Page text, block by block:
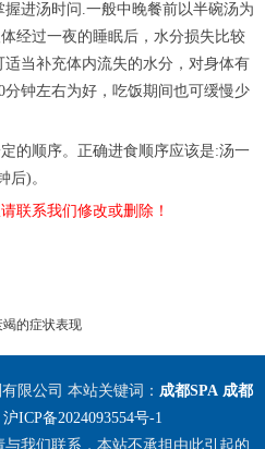
进汤时问.一般中晚餐前以半碗汤为
经过一夜的睡眠后，水分损失比较
当补充体内流失的水分，对身体有
钟左右为好，吃饭期间也可缓慢少
顺序。正确进食顺序应该是:汤一
后)。
联系我们修改或删除！
的症状表现
限公司 本站关键词： 成都SPA 成都
沪ICP备2024093554号-1
我们联系，本站不承担由此引起的